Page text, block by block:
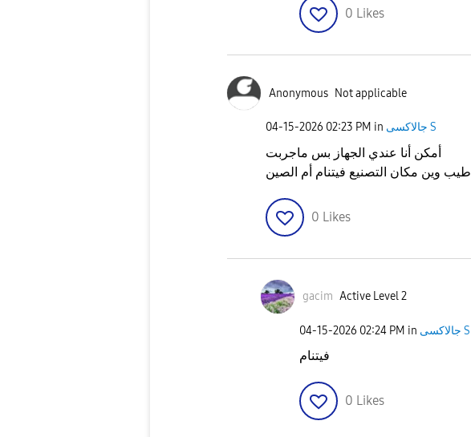
0 Likes
Anonymous Not applicable
‎04-15-2026 02:23 PM in جالاكسى S
أمكن أنا عندي الجهاز بس ماجربت
طيب وين مكان التصنيع فيتنام أم الصين
0 Likes
gacim Active Level 2
‎04-15-2026 02:24 PM in جالاكسى S
فيتنام
0 Likes